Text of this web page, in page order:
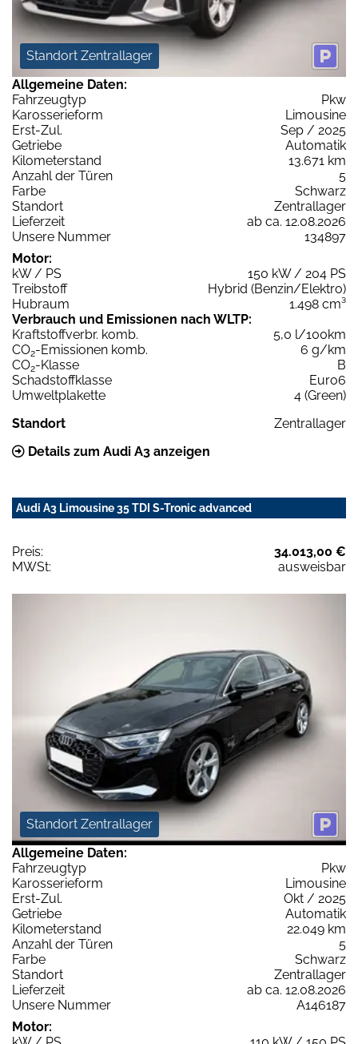
Standort Zentrallager
Allgemeine Daten:
Fahrzeugtyp
Pkw
Karosserieform
Limousine
Erst-Zul.
Sep / 2025
Getriebe
Automatik
Kilometerstand
13.671 km
Anzahl der Türen
5
Farbe
Schwarz
Standort
Zentrallager
Lieferzeit
ab ca. 12.08.2026
Unsere Nummer
134897
Motor:
kW / PS
150 kW / 204 PS
Treibstoff
Hybrid (Benzin/Elektro)
Hubraum
1.498 cm³
Verbrauch und Emissionen nach WLTP:
Kraftstoffverbr. komb.
5,0 l/100km
CO2-Emissionen komb.
6 g/km
CO2-Klasse
B
Schadstoffklasse
Euro6
Umweltplakette
4 (Green)
Standort
Zentrallager
Details zum Audi A3 anzeigen
Audi A3 Limousine 35 TDI S-Tronic advanced
Preis:
34.013,00 €
MWSt:
ausweisbar
Standort Zentrallager
Allgemeine Daten:
Fahrzeugtyp
Pkw
Karosserieform
Limousine
Erst-Zul.
Okt / 2025
Getriebe
Automatik
Kilometerstand
22.049 km
Anzahl der Türen
5
Farbe
Schwarz
Standort
Zentrallager
Lieferzeit
ab ca. 12.08.2026
Unsere Nummer
A146187
Motor: